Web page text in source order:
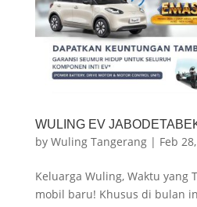
WULING EV
by Wuling Tangerang| Feb
Keluarga Wuling, Waktu yang
mobil baru! Khusus di bulan